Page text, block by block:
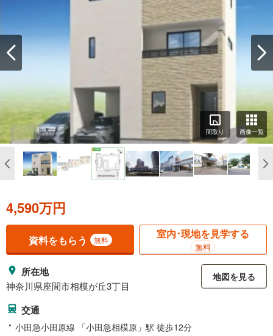
間取り 画像一覧
4,590万円
資料をもらう 無料 室内･現地を見学する
無料
所在地
神奈川県座間市相模が丘3丁目
地図を見る
交通
小田急小田原線 「小田急相模原」駅 徒歩12分